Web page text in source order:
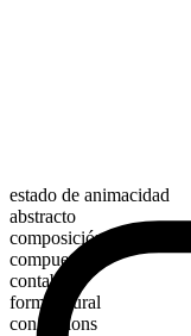
estado de animacidad
abstracto
composición morfológica
compuesto
contable
forma plural
congestions